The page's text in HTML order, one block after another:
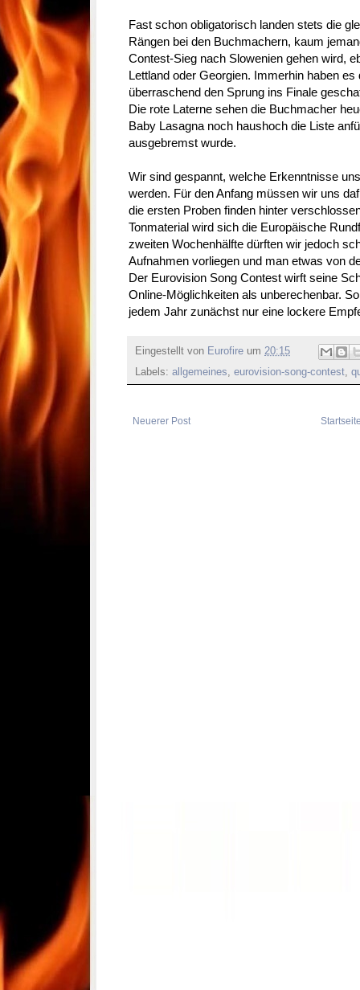
Fast schon obligatorisch landen stets die
Rängen bei den Buchmachern, kaum
Contest-Sieg nach Slowenien gehen wird,
Lettland oder Georgien. Immerhin haben
überraschend den Sprung ins Finale
Die rote Laterne sehen die Buchmacher
Baby Lasagna noch haushoch die Liste
ausgebremst wurde.
Wir sind gespannt, welche Erkenntnisse
werden. Für den Anfang müssen wir uns
die ersten Proben finden hinter
Tonmaterial wird sich die Europäische
zweiten Wochenhälfte dürften wir jedoch
Aufnahmen vorliegen und man etwas von
Der Eurovision Song Contest wirft seine
Online-Möglichkeiten als unberechenbar.
jedem Jahr zunächst nur eine lockere
Eingestellt von Eurofire um 20:15
Labels: allgemeines, eurovision-song-contest,
Neuerer Post